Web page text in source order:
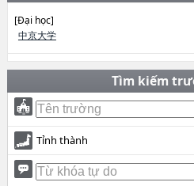
[Đại học]
中京大学
Tìm kiếm
Tỉnh thành